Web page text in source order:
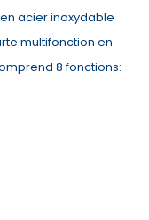
acier inoxydable
multifonction en
8 fonctions: